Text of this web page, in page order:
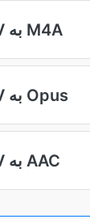
MOV به M4A
MOV به Opus
MOV به AAC